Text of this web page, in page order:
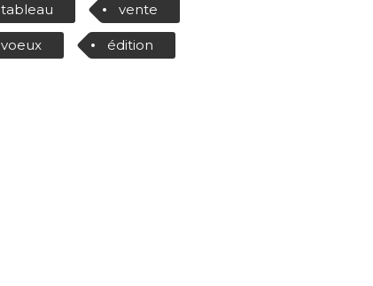
tableau vente
voeux édition